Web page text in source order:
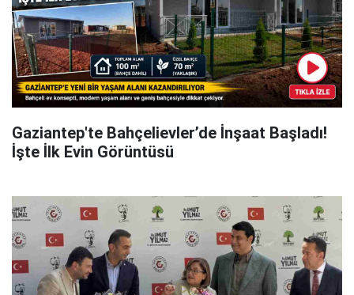
Gaziantep'te Bahçelievler’de İnşaat Başladı!
İşte İlk Evin Görüntüsü